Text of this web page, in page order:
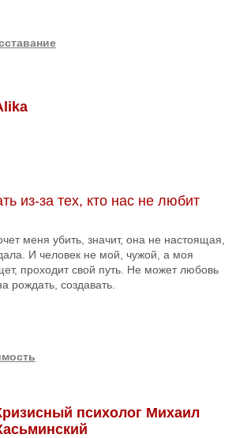
из-за тех, кто нас не любит
меня убить, значит, она не настоящая,
И человек не мой, чужой, а моя
проходит свой путь. Не может любовь
рождать, создавать.
психолог Михаил